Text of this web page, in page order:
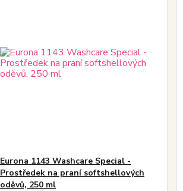
Eurona 1143 Washcare Special -
Prostředek na praní softshellových
oděvů, 250 ml